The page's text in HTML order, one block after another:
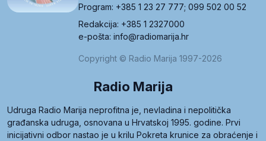
Program: +385 1 23 27 777; 099 502 00 52
Redakcija: +385 1 2327000
e-pošta: info@radiomarija.hr
Copyright © Radio Marija 1997-2026
Radio Marija
Udruga Radio Marija neprofitna je, nevladina i nepolitička
građanska udruga, osnovana u Hrvatskoj 1995. godine. Prvi
inicijativni odbor nastao je u krilu Pokreta krunice za obraćenje i